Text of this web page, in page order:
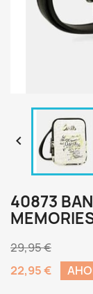

40873
29,95 €
22,95 €